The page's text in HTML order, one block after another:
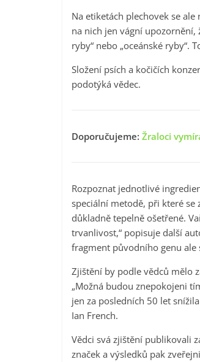
Na etiketách plechovek se
na nich jen vágní upozornění,
ryby“ nebo „oceánské ryby“.
Složení psích a kočičích
podotýká vědec.
Doporučujeme: Žraloci
Rozpoznat jednotlivé
speciální metodě, při které
důkladně tepelně ošetřené.
trvanlivost,“ popisuje další
fragment původního genu ale
Zjištění by podle vědců mělo
„Možná budou znepokojeni
jen za posledních 50 let
Ian French.
Vědci svá zjištění publikovali
značek a výsledků pak